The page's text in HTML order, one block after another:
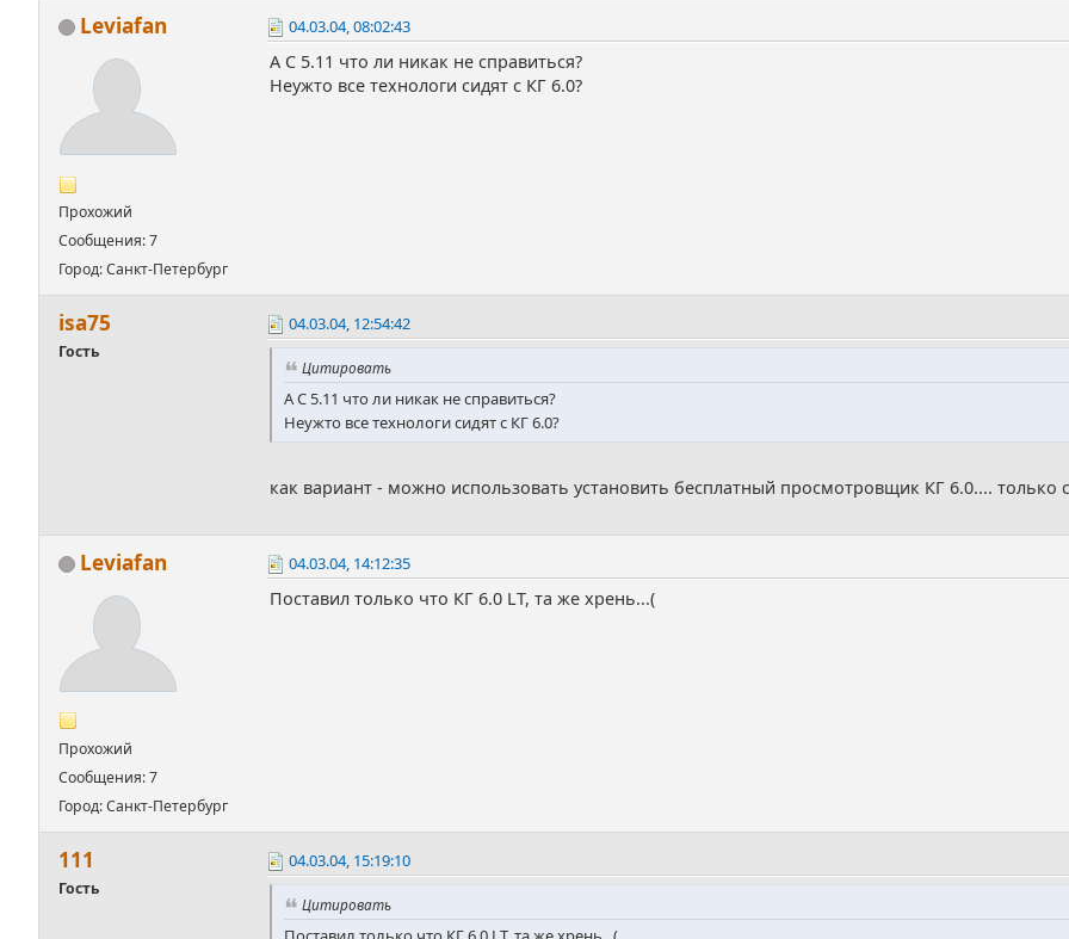
Leviafan
Прохожий
Сообщения: 7
Город: Санкт-Петербург
04.03.04, 08:02:43
А С 5.11 что ли никак не справиться?
Неужто все технологи сидят с КГ 6.0?
isa75
Гость
04.03.04, 12:54:42
Цитировать
А С 5.11 что ли никак не справиться?
Неужто все технологи сидят с КГ 6.0?
как вариант - можно использовать установить бесплатный просмотровщик КГ 6.0.... только
Leviafan
Прохожий
Сообщения: 7
Город: Санкт-Петербург
04.03.04, 14:12:35
Поставил только что КГ 6.0 LT, та же хрень...(
111
Гость
04.03.04, 15:19:10
Цитировать